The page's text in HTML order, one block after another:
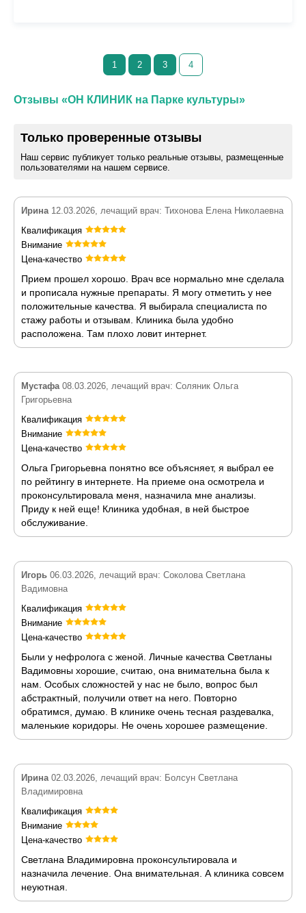
1 2 3 4
Отзывы «ОН КЛИНИК на Парке культуры»
Только проверенные отзывы
Наш сервис публикует только реальные отзывы, размещенные
пользователями на нашем сервисе.
Ирина12.03.2026, лечащий врач: Тихонова Елена Николаевна
Квалификация
Внимание
Цена-качество
Прием прошел хорошо. Врач все нормально мне сделала
и прописала нужные препараты. Я могу отметить у нее
положительные качества. Я выбирала специалиста по
стажу работы и отзывам. Клиника была удобно
расположена. Там плохо ловит интернет.
Мустафа08.03.2026, лечащий врач: Соляник Ольга
Григорьевна
Квалификация
Внимание
Цена-качество
Ольга Григорьевна понятно все объясняет, я выбрал ее
по рейтингу в интернете. На приеме она осмотрела и
проконсультировала меня, назначила мне анализы.
Приду к ней еще! Клиника удобная, в ней быстрое
обслуживание.
Игорь 06.03.2026, лечащий врач: Соколова Светлана
Вадимовна
Квалификация
Внимание
Цена-качество
Были у нефролога с женой. Личные качества Светланы
Вадимовны хорошие, считаю, она внимательна была к
нам. Особых сложностей у нас не было, вопрос был
абстрактный, получили ответ на него. Повторно
обратимся, думаю. В клинике очень тесная раздевалка,
маленькие коридоры. Не очень хорошее размещение.
Ирина02.03.2026, лечащий врач: Болсун Светлана
Владимировна
Квалификация
Внимание
Цена-качество
Светлана Владимировна проконсультировала и
назначила лечение. Она внимательная. А клиника совсем
неуютная.